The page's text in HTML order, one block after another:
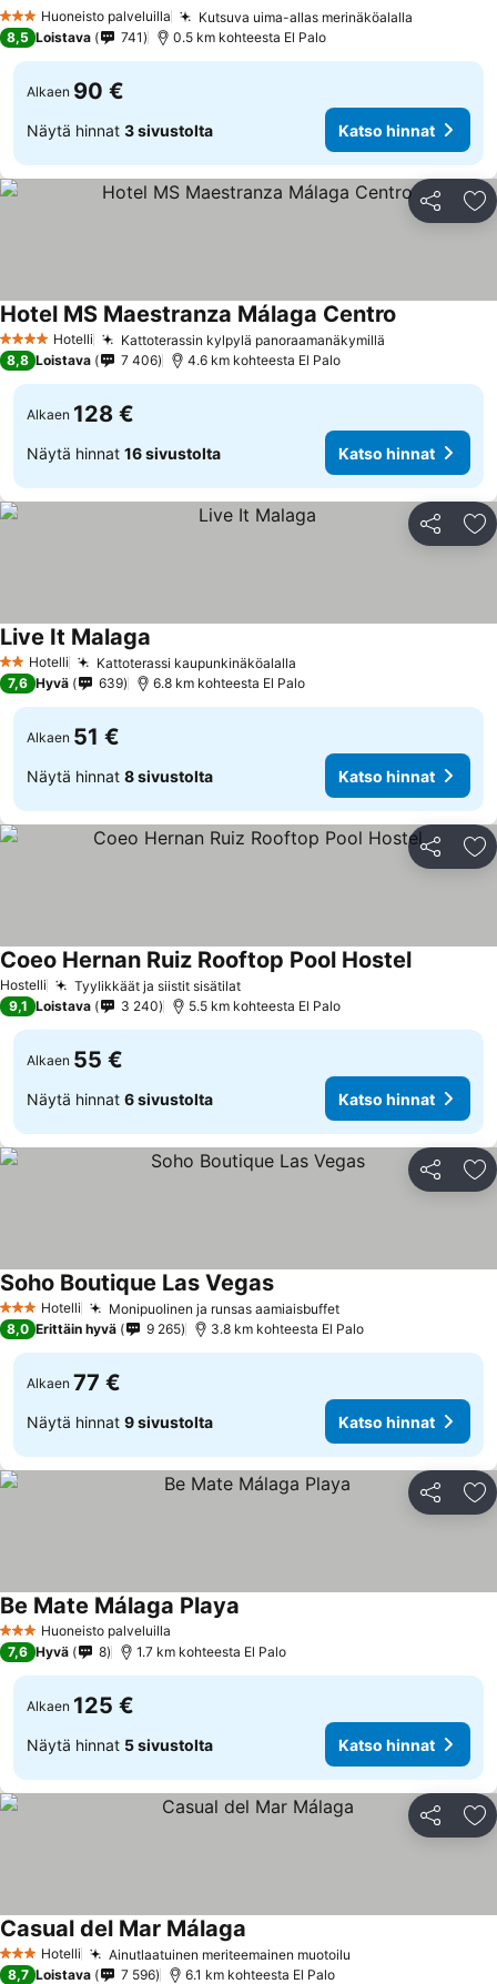
3 Tähtiluokitus
Huoneisto palveluilla Kutsuva uima-allas merinäköalalla
8,5 Loistava 741 0.5 km kohteesta El Palo
Alkaen 90 €
Näytä hinnat 3 sivustolta Katso hinnat
Jaa
4 Tähtiluokitus
Hotelli Kattoterassin kylpylä panoraamanäkymillä
Hotel MS Maestranza Málaga Centro
8,8 Loistava 7 406 4.6 km kohteesta El Palo
Alkaen 128 €
Näytä hinnat 16 sivustolta Katso hinnat
Jaa
2 Tähtiluokitus
Hotelli Kattoterassi kaupunkinäköalalla
Live It Malaga
7,6 Hyvä 639 6.8 km kohteesta El Palo
Alkaen 51 €
Näytä hinnat 8 sivustolta Katso hinnat
Jaa
Hostelli Tyylikkäät ja siistit sisätilat
Coeo Hernan Ruiz Rooftop Pool Hostel
9,1 Loistava 3 240 5.5 km kohteesta El Palo
Alkaen 55 €
Näytä hinnat 6 sivustolta Katso hinnat
Jaa
3 Tähtiluokitus
Hotelli Monipuolinen ja runsas aamiaisbuffet
Soho Boutique Las Vegas
8,0 Erittäin hyvä 9 265 3.8 km kohteesta El Palo
Alkaen 77 €
Näytä hinnat 9 sivustolta Katso hinnat
Jaa
3 Tähtiluokitus
Huoneisto palveluilla
Be Mate Málaga Playa
7,6 Hyvä 8 1.7 km kohteesta El Palo
Alkaen 125 €
Näytä hinnat 5 sivustolta Katso hinnat
Jaa
3 Tähtiluokitus
Hotelli Ainutlaatuinen meriteemainen muotoilu
Casual del Mar Málaga
8,7 Loistava 7 596 6.1 km kohteesta El Palo